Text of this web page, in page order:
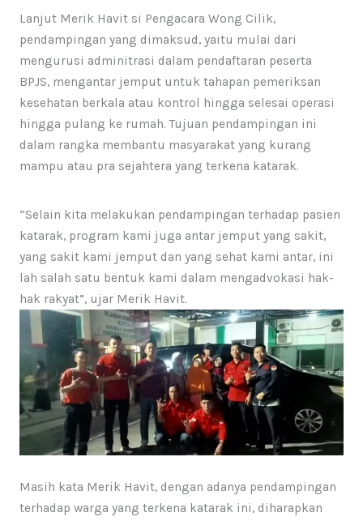
Lanjut Merik Havit si Pengacara Wong Cilik,
pendampingan yang dimaksud, yaitu mulai dari
mengurusi adminitrasi dalam pendaftaran peserta
BPJS, mengantar jemput untuk tahapan pemeriksan
kesehatan berkala atau kontrol hingga selesai operasi
hingga pulang ke rumah. Tujuan pendampingan ini
dalam rangka membantu masyarakat yang kurang
mampu atau pra sejahtera yang terkena katarak.
“Selain kita melakukan pendampingan terhadap pasien
katarak, program kami juga antar jemput yang sakit,
yang sakit kami jemput dan yang sehat kami antar, ini
lah salah satu bentuk kami dalam mengadvokasi hak-
hak rakyat”, ujar Merik Havit.
Masih kata Merik Havit, dengan adanya pendampingan
terhadap warga yang terkena katarak ini, diharapkan